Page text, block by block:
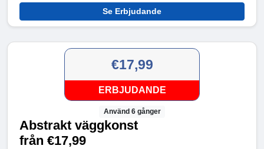
Se Erbjudande
€17,99
ERBJUDANDE
Använd 6 gånger
Abstrakt väggkonst
från €17,99